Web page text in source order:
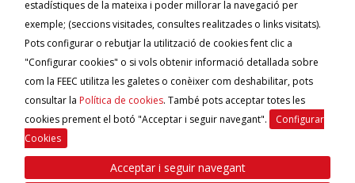
Avantatges per federats
Canal ètic
estadístiques de la mateixa i poder millorar la navegació per
exemple; (seccions visitades, consultes realitzades o links visitats).
Pots configurar o rebutjar la utilització de cookies fent clic a
"Configurar cookies" o si vols obtenir informació detallada sobre
com la FEEC utilitza les galetes o conèixer com deshabilitar, pots
consultar la Política de cookies. També pots acceptar totes les
cookies prement el botó "Acceptar i seguir navegant".
Configurar
Cookies
Acceptar i seguir navegant
FEECFederació d'Entitats Excursionistes de